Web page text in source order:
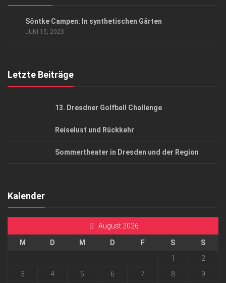
Söntke Campen: In synthetischen Gärten
JUNI 15, 2023
Letzte Beiträge
13. Dresdner Golfball Challenge
Reiselust und Rückkehr
Sommertheater in Dresden und der Region
Kalender
August 2026
M D M D F S
S
1
2
3
4 5 6 7 8
9